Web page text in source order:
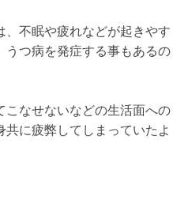
ョ
ン
不眠や疲れなどが起きやす
うつ病を発症する事もあるの
こなせないなどの生活面への
に疲弊してしまっていたよ